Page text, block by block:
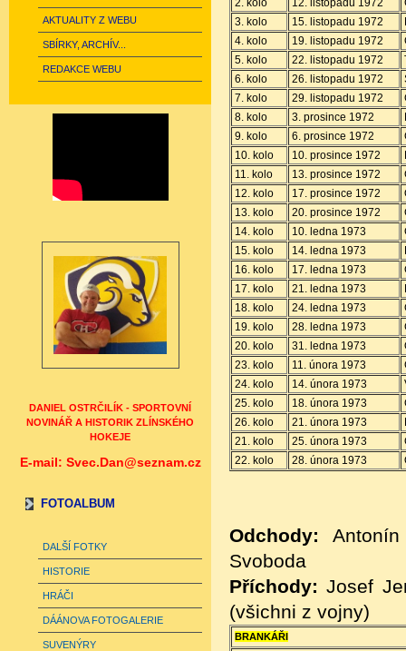
AKTUALITY Z WEBU
SBÍRKY, ARCHÍV...
REDAKCE WEBU
DANIEL OSTRČILÍK - SPORTOVNÍ
NOVINÁŘ A HISTORIK ZLÍNSKÉHO
HOKEJE
E-mail: Svec.Dan@seznam.cz
FOTOALBUM
DALŠÍ FOTKY
HISTORIE
HRÁČI
DÁÁNOVA FOTOGALERIE
SUVENÝRY
2. kolo
12. listopadu 1972
3. kolo
15. listopadu 1972
4. kolo
19. listopadu 1972
5. kolo
22. listopadu 1972
6. kolo
26. listopadu 1972
7. kolo
29. listopadu 1972
8. kolo
3. prosince 1972
9. kolo
6. prosince 1972
10. kolo
10. prosince 1972
11. kolo
13. prosince 1972
12. kolo
17. prosince 1972
13. kolo
20. prosince 1972
14. kolo
10. ledna 1973
15. kolo
14. ledna 1973
16. kolo
17. ledna 1973
17. kolo
21. ledna 1973
18. kolo
24. ledna 1973
19. kolo
28. ledna 1973
20. kolo
31. ledna 1973
23. kolo
11. února 1973
24. kolo
14. února 1973
25. kolo
18. února 1973
26. kolo
21. února 1973
21. kolo
25. února 1973
22. kolo
28. února 1973
Odchody:
Svoboda
Příchody: Josef
(všichni z vojny)
BRANKÁŘI